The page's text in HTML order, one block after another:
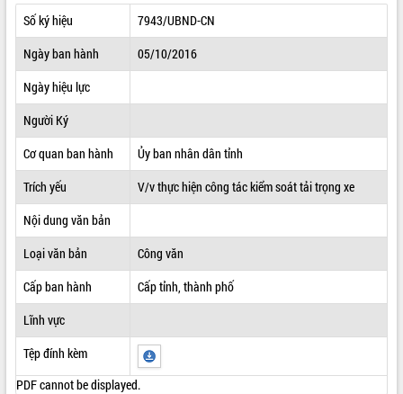
TIN TỨC SỰ KIỆN
SỞ, BAN, NGÀNH
THÔNG TIN CHỈ ĐẠO ĐIỀU HÀNH
HỆ THỐNG VĂN BẢN
VĂN BẢN HĐND TỈNH
ĐIỂM TIN VĂN BẢN
QUY HOẠCH - KẾ HOẠCH
Số ký hiệu
7943/UBND-CN
Ngày ban hành
05/10/2016
Ngày hiệu lực
Người Ký
Cơ quan ban hành
Ủy ban nhân dân tỉnh
Trích yếu
V/v thực hiện công tác kiểm soát tải trọng xe
Nội dung văn bản
Loại văn bản
Công văn
Cấp ban hành
Cấp tỉnh, thành phố
Lĩnh vực
Tệp đính kèm
PDF cannot be displayed.